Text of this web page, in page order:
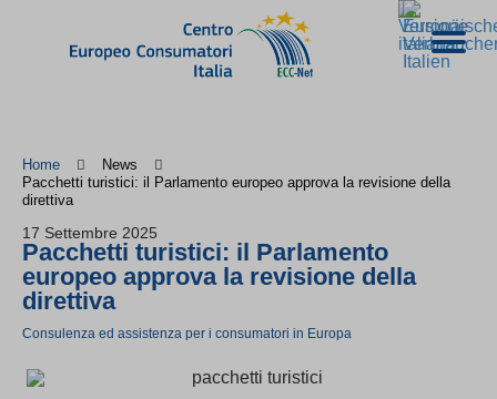
Home
News
Pacchetti turistici: il Parlamento europeo approva la revisione della
direttiva
17 Settembre 2025
Pacchetti turistici: il Parlamento
europeo approva la revisione della
direttiva
Consulenza ed assistenza per i consumatori in Europa